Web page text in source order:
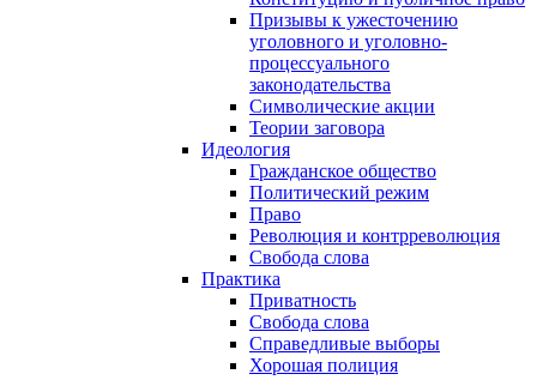
Призывы к ужесточению
уголовного и уголовно-
процессуального
законодательства
Символические акции
Теории заговора
Идеология
Гражданское общество
Политический режим
Право
Революция и контрреволюция
Свобода слова
Практика
Приватность
Свобода слова
Справедливые выборы
Хорошая полиция